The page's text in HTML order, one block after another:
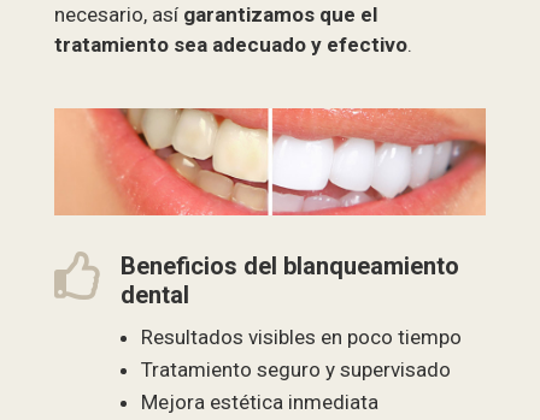
necesario, así garantizamos que el
tratamiento sea adecuado y efectivo.

Beneficios del blanqueamiento
dental
Resultados visibles en poco tiempo
Tratamiento seguro y supervisado
Mejora estética inmediata